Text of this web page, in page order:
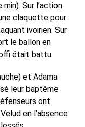
min). Sur l’action
claquette pour
ivoirien. Sur
le ballon en
était battu.
et Adama
leur baptême
ont
en l’absence